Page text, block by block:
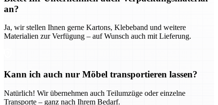
an?
Ja, wir stellen Ihnen gerne Kartons, Klebeband und weitere
Materialien zur Verfügung – auf Wunsch auch mit Lieferung.
Kann ich auch nur Möbel transportieren lassen?
Natürlich! Wir übernehmen auch Teilumzüge oder einzelne
Transporte – ganz nach Ihrem Bedarf.